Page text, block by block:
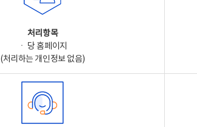
처리항목
ㆍ 당 홈페이지
(처리하는 개인정보 없음)